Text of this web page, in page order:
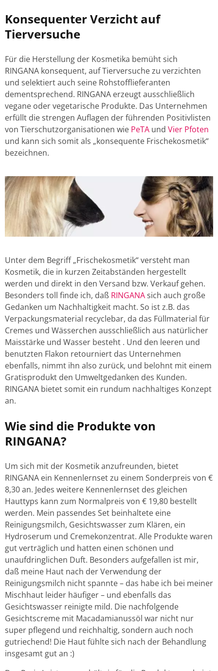
Konsequenter Verzicht auf
Tierversuche
Für die Herstellung der Kosmetika bemüht sich
RINGANA konsequent, auf Tierversuche zu verzichten
und selektiert auch seine Rohstofflieferanten
dementsprechend. RINGANA erzeugt ausschließlich
vegane oder vegetarische Produkte. Das Unternehmen
erfüllt die strengen Auflagen der führenden Positivlisten
von Tierschutzorganisationen wie PeTA und Vier Pfoten
und kann sich somit als „konsequente Frischekosmetik“
bezeichnen.
Unter dem Begriff „Frischekosmetik“ versteht man
Kosmetik, die in kurzen Zeitabständen hergestellt
werden und direkt in den Versand bzw. Verkauf gehen.
Besonders toll finde ich, daß RINGANAsich auch große
Gedanken um Nachhaltigkeit macht. So ist z.B. das
Verpackungsmaterial recyclebar, da das Füllmaterial für
Cremes und Wässerchen ausschließlich aus natürlicher
Maisstärke und Wasser besteht . Und den leeren und
benutzten Flakon retourniert das Unternehmen
ebenfalls, nimmt ihn also zurück, und belohnt mit einem
Gratisprodukt den Umweltgedanken des Kunden.
RINGANA bietet somit ein rundum nachhaltiges Konzept
an.
Wie sind die Produkte von
RINGANA?
Um sich mit der Kosmetik anzufreunden, bietet
RINGANA ein Kennenlernset zu einem Sonderpreis von €
8,30 an. Jedes weitere Kennenlernset des gleichen
Hauttyps kann zum Normalpreis von € 19,80 bestellt
werden. Mein passendes Set beinhaltete eine
Reinigungsmilch, Gesichtswasser zum Klären, ein
Hydroserum und Cremekonzentrat. Alle Produkte waren
gut verträglich und hatten einen schönen und
unaufdringlichen Duft. Besonders aufgefallen ist mir,
daß meine Haut nach der Verwendung der
Reinigungsmilch nicht spannte – das habe ich bei meiner
Mischhaut leider häufiger – und ebenfalls das
Gesichtswasser reinigte mild. Die nachfolgende
Gesichtscreme mit Macadamianussöl war nicht nur
super pflegend und reichhaltig, sondern auch noch
gutriechend! Die Haut fühlte sich nach der Behandlung
insgesamt gut an :)